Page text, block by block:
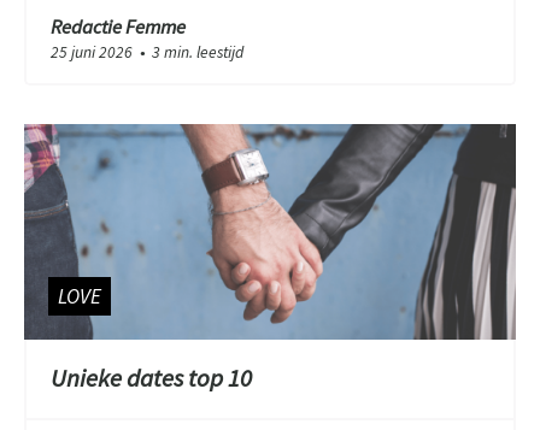
Redactie Femme
25 juni 2026 ● 3 min. leestijd
LOVE
Unieke dates top 10